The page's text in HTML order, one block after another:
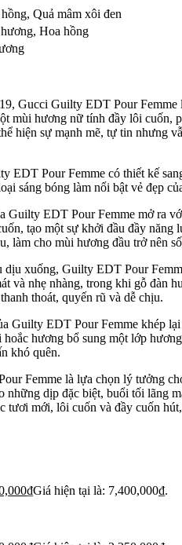
, Quả mâm xôi đen
, Hoa hồng
Gucci Guilty EDT Pour
mùi hương nữ tính đầy lôi cuốn,
hiện sự mạnh mẽ, tự tin nhưng
EDT Pour Femme có thiết kế
sáng bóng làm nổi bật vẻ đẹp
Guilty EDT Pour Femme mở ra
tạo một sự khởi đầu đầy năng
làm cho mùi hương đầu trở nên
xuống, Guilty EDT Pour
và nhẹ nhàng, trong khi gỗ đàn
thoát, quyến rũ và dễ chịu.
Guilty EDT Pour Femme khép
hương bổ sung một lớp
khó quên.
Femme là lựa chọn lý tưởng
những dịp đặc biệt, buổi tối lãng
tươi mới, lôi cuốn và đầy cuốn
₫Giá hiện tại là: 7,400,000₫.